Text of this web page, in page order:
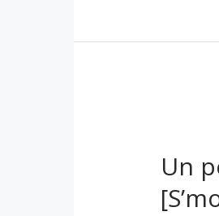
Un
divertido
a
la